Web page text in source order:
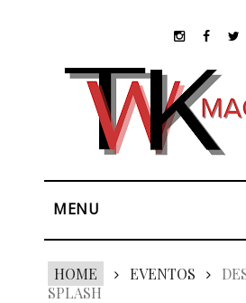
MENU
HOME EVENTOS
SPLASH